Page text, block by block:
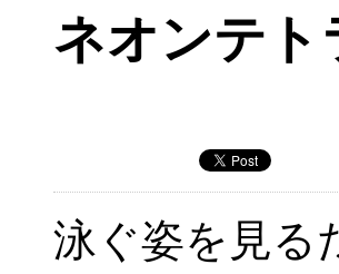
ネオンテト
泳ぐ姿を見る